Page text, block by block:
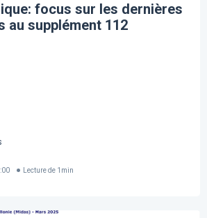
focus sur les dernières
au supplément 112
Lecture de 1 min